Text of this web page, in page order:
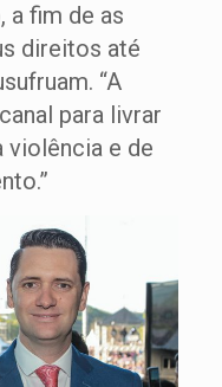
a fim de as
direitos até
“A
para livrar
violência e de